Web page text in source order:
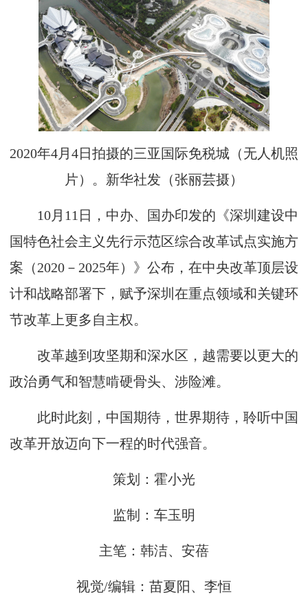
2020年4月4日拍摄的三亚国际免税城（无人机照
片）。新华社发（张丽芸摄）
10月11日，中办、国办印发的《深圳建设中
国特色社会主义先行示范区综合改革试点实施方
案（2020－2025年）》公布，在中央改革顶层设
计和战略部署下，赋予深圳在重点领域和关键环
节改革上更多自主权。
改革越到攻坚期和深水区，越需要以更大的
政治勇气和智慧啃硬骨头、涉险滩。
此时此刻，中国期待，世界期待，聆听中国
改革开放迈向下一程的时代强音。
策划：霍小光
监制：车玉明
主笔：韩洁、安蓓
视觉/编辑：苗夏阳、李恒